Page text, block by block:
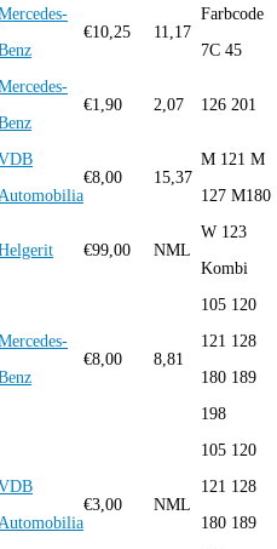
€10,25 11,17
Farbcode
7C 45
€1,90 2,07 126 201
€8,00 15,37
M 121 M
127 M180
€99,00 NML
W 123
Kombi
€8,00 8,81
105 120
121 128
180 189
198
€3,00 NML
105 120
121 128
180 189